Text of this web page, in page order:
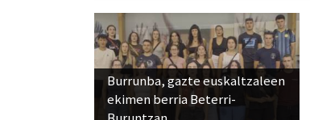
Burrunba, gazte euskaltzaleen
ekimen berria Beterri-